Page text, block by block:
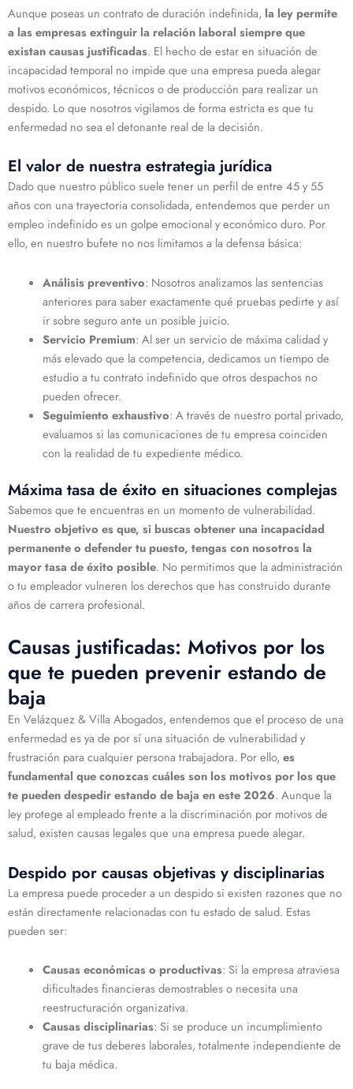
Aunque poseas un contrato de duración indefinida, la ley permite
a las empresas extinguir la relación laboral siempre que
existan causas justificadas. El hecho de estar en situación de
incapacidad temporal no impide que una empresa pueda alegar
motivos económicos, técnicos o de producción para realizar un
despido. Lo que nosotros vigilamos de forma estricta es que tu
enfermedad no sea el detonante real de la decisión.
El valor de nuestra estrategia jurídica
Dado que nuestro público suele tener un perfil de entre 45 y 55
años con una trayectoria consolidada, entendemos que perder un
empleo indefinido es un golpe emocional y económico duro. Por
ello, en nuestro bufete no nos limitamos a la defensa básica:
Análisis preventivo: Nosotros analizamos las sentencias
anteriores para saber exactamente qué pruebas pedirte y así
ir sobre seguro ante un posible juicio.
Servicio Premium: Al ser un servicio de máxima calidad y
más elevado que la competencia, dedicamos un tiempo de
estudio a tu contrato indefinido que otros despachos no
pueden ofrecer.
Seguimiento exhaustivo: A través de nuestro portal privado,
evaluamos si las comunicaciones de tu empresa coinciden
con la realidad de tu expediente médico.
Máxima tasa de éxito en situaciones complejas
Sabemos que te encuentras en un momento de vulnerabilidad.
Nuestro objetivo es que, si buscas obtener una incapacidad
permanente o defender tu puesto, tengas con nosotros la
mayor tasa de éxito posible. No permitimos que la administración
o tu empleador vulneren los derechos que has construido durante
años de carrera profesional.
Causas justificadas: Motivos por los
que te pueden prevenir estando de
baja
En Velázquez & Villa Abogados, entendemos que el proceso de una
enfermedad es ya de por sí una situación de vulnerabilidad y
frustración para cualquier persona trabajadora. Por ello, es
fundamental que conozcas cuáles son los motivos por los que
te pueden despedir estando de baja en este 2026. Aunque la
ley protege al empleado frente a la discriminación por motivos de
salud, existen causas legales que una empresa puede alegar.
Despido por causas objetivas y disciplinarias
La empresa puede proceder a un despido si existen razones que no
están directamente relacionadas con tu estado de salud. Estas
pueden ser:
Causas económicas o productivas: Si la empresa atraviesa
dificultades financieras demostrables o necesita una
reestructuración organizativa.
Causas disciplinarias: Si se produce un incumplimiento
grave de tus deberes laborales, totalmente independiente de
tu baja médica.